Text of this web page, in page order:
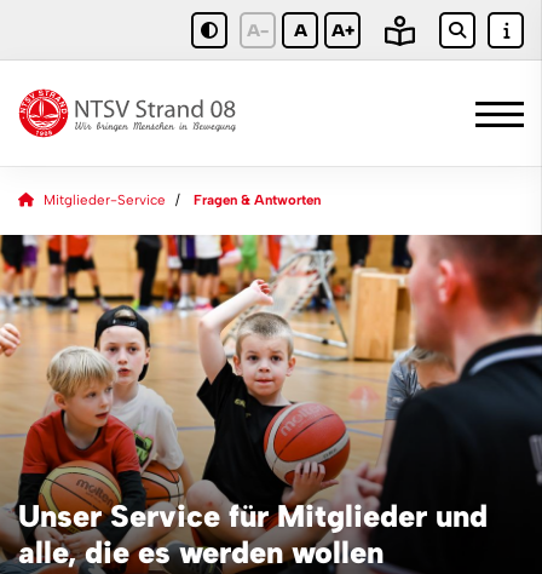
A- A A+
Mitglieder-Service Fragen & Antworten
Unser Service für Mitglieder und
alle, die es werden wollen